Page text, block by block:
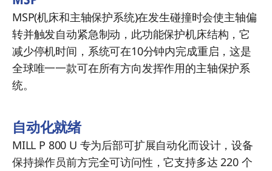
MSP(机床和主轴保护系统)在发生碰撞时会使主轴偏
转并触发自动紧急制动，此功能保护机床结构，它
减少停机时间，系统可在10分钟内完成重启，这是
全球唯一一款可在所有方向发挥作用的主轴保护系
统。
自动化就绪
MILL P 800 U 专为后部可扩展自动化而设计，设备
保持操作员前方完全可访问性，它支持多达 220 个